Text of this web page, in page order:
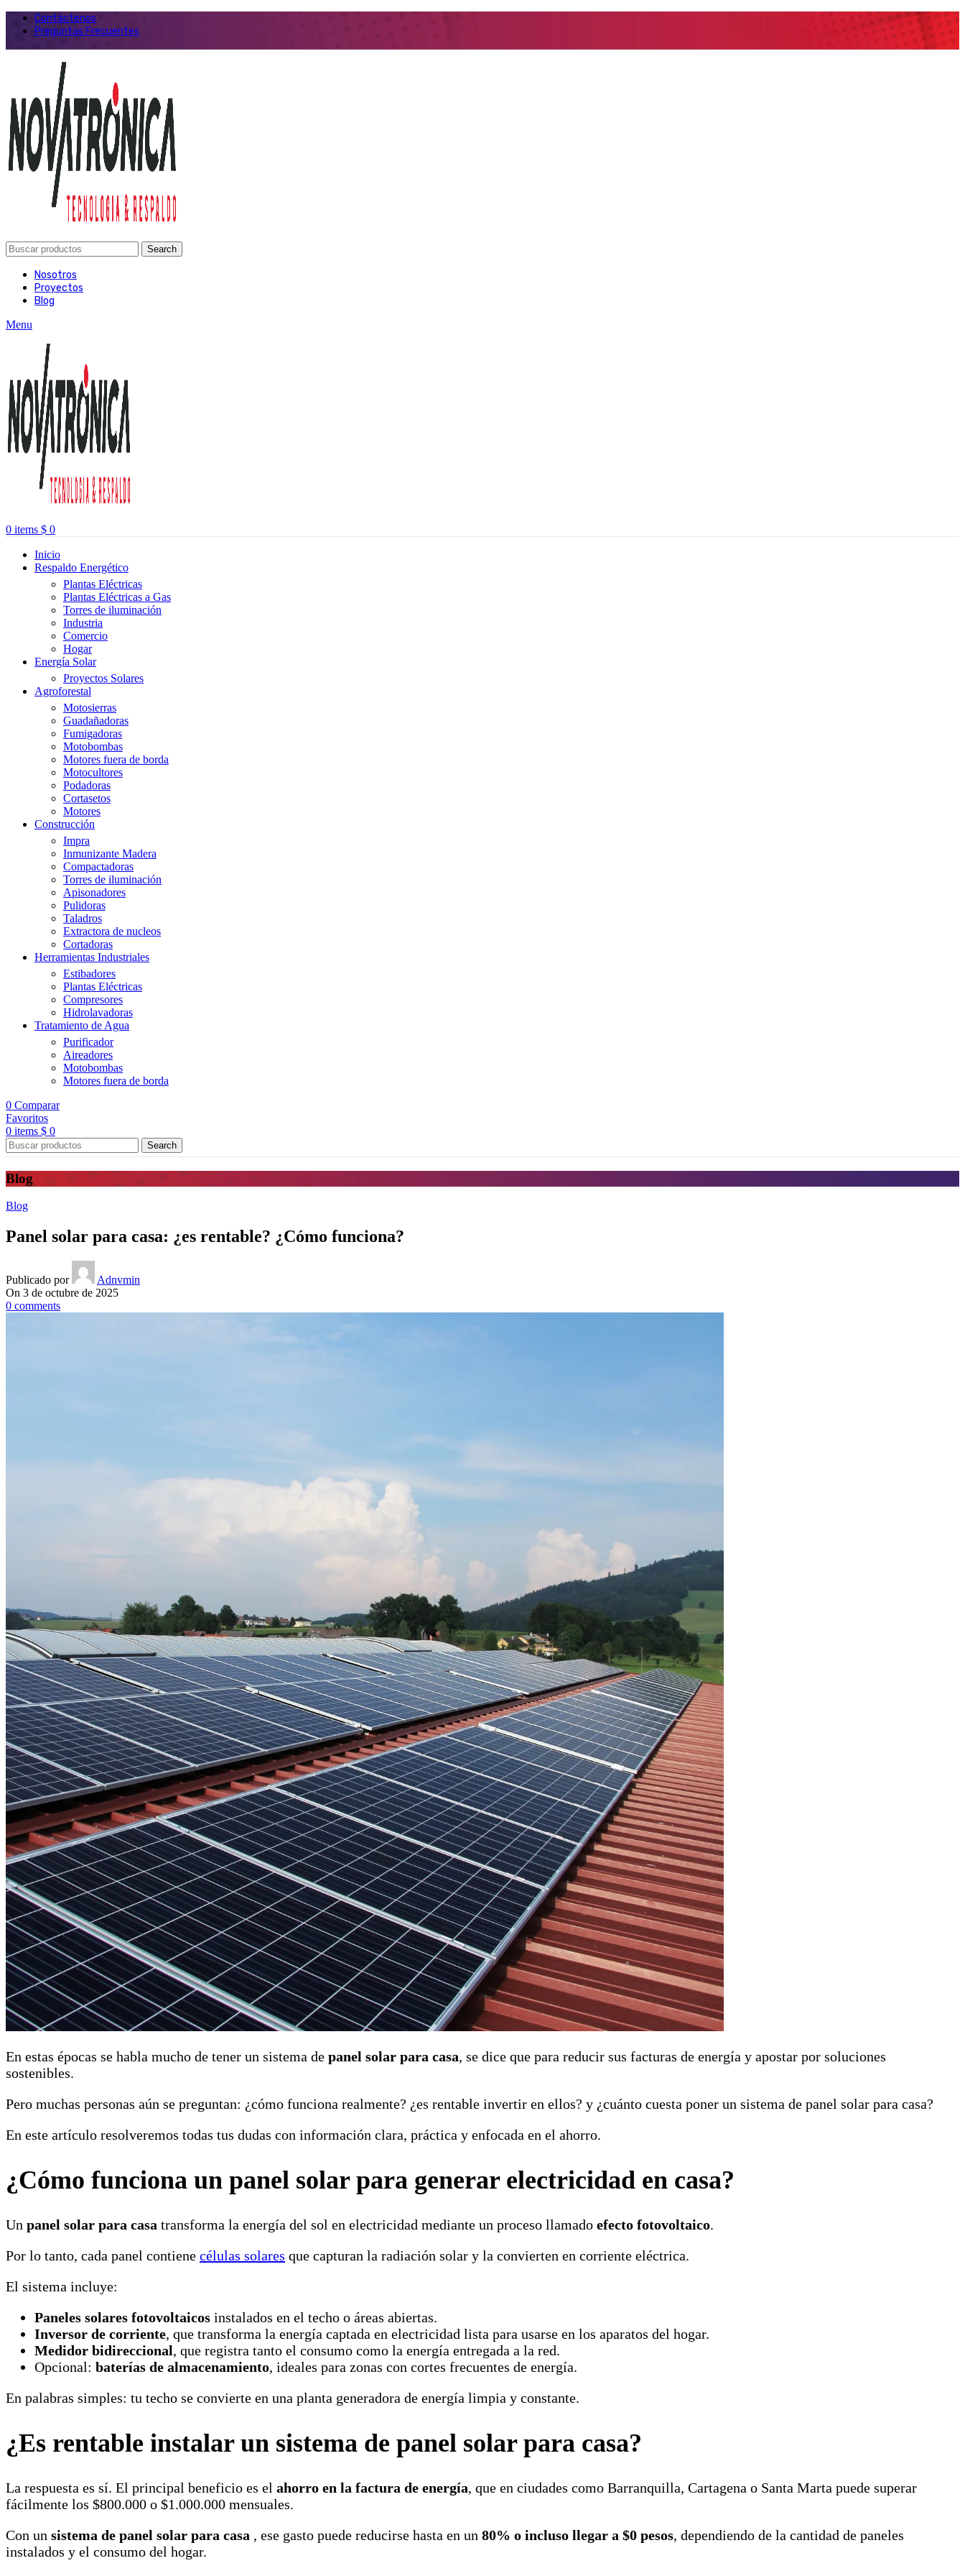
Contáctenos
Preguntas Frecuentes
Search
Nosotros
Proyectos
Blog
Menu
0 items $ 0
Inicio
Respaldo Energético
Plantas Eléctricas
Plantas Eléctricas a Gas
Torres de iluminación
Industria
Comercio
Hogar
Energía Solar
Proyectos Solares
Agroforestal
Motosierras
Guadañadoras
Fumigadoras
Motobombas
Motores fuera de borda
Motocultores
Podadoras
Cortasetos
Motores
Construcción
Impra
Inmunizante Madera
Compactadoras
Torres de iluminación
Apisonadores
Pulidoras
Taladros
Extractora de nucleos
Cortadoras
Herramientas Industriales
Estibadores
Plantas Eléctricas
Compresores
Hidrolavadoras
Tratamiento de Agua
Purificador
Aireadores
Motobombas
Motores fuera de borda
0 Comparar
Favoritos
0 items $ 0
Search
Blog
Blog
Panel solar para casa: ¿es rentable? ¿Cómo funciona?
Publicado por
Adnvmin
On 3 de octubre de 2025
0 comments
En estas épocas se habla mucho de tener un sistema de panel solar para casa, se dice que para reducir sus facturas de energía y apostar por soluciones
sostenibles.
Pero muchas personas aún se preguntan: ¿cómo funciona realmente? ¿es rentable invertir en ellos? y ¿cuánto cuesta poner un sistema de panel solar para casa?
En este artículo resolveremos todas tus dudas con información clara, práctica y enfocada en el ahorro.
¿Cómo funciona un panel solar para generar electricidad en casa?
Un panel solar para casa transforma la energía del sol en electricidad mediante un proceso llamado efecto fotovoltaico.
Por lo tanto, cada panel contiene células solares que capturan la radiación solar y la convierten en corriente eléctrica.
El sistema incluye:
Paneles solares fotovoltaicos instalados en el techo o áreas abiertas.
Inversor de corriente, que transforma la energía captada en electricidad lista para usarse en los aparatos del hogar.
Medidor bidireccional, que registra tanto el consumo como la energía entregada a la red.
Opcional: baterías de almacenamiento, ideales para zonas con cortes frecuentes de energía.
En palabras simples: tu techo se convierte en una planta generadora de energía limpia y constante.
¿Es rentable instalar un sistema de panel solar para casa?
La respuesta es sí. El principal beneficio es el ahorro en la factura de energía, que en ciudades como Barranquilla, Cartagena o Santa Marta puede superar
fácilmente los $800.000 o $1.000.000 mensuales.
Con un sistema de panel solar para casa , ese gasto puede reducirse hasta en un 80% o incluso llegar a $0 pesos, dependiendo de la cantidad de paneles
instalados y el consumo del hogar.